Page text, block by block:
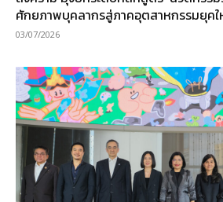
ศักยภาพบุคลากรสู่ภาคอุตสาหกรรมยุค
03/07/2026